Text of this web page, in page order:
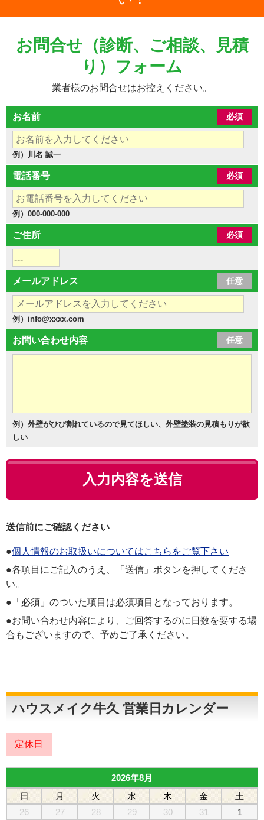
お問合せ（診断、ご相談、見積
り）フォーム
業者様のお問合せはお控えください。
お名前 必須
例）川名 誠一
電話番号 必須
例）000-000-000
ご住所 必須
メールアドレス 任意
例）info@xxxx.com
お問い合わせ内容 任意
例）外壁がひび割れているので見てほしい、外壁塗装の見積もりが欲
しい
送信前にご確認ください
●個人情報のお取扱いについてはこちらをご覧下さい
●各項目にご記入のうえ、「送信」ボタンを押してくださ
い。
●「必須」のついた項目は必須項目となっております。
●お問い合わせ内容により、ご回答するのに日数を要する場
合もございますので、予めご了承ください。
ハウスメイク牛久 営業日カレンダー
定休日
2026年8月
日
月 火 水 木 金
土
26
27 28 29 30 31
1